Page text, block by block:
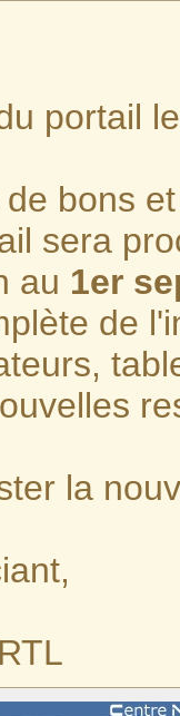
portail
bons
sera
au 1er
de
la